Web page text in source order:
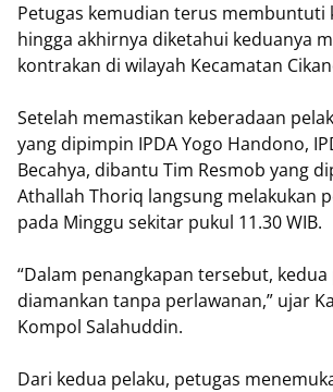
Petugas kemudian terus membuntuti
hingga akhirnya diketahui keduanya
kontrakan di wilayah Kecamatan
Setelah memastikan keberadaan
yang dipimpin IPDA Yogo Handono,
Becahya, dibantu Tim Resmob yang
Athallah Thoriq langsung melakukan
pada Minggu sekitar pukul 11.30 WIB.
“Dalam penangkapan tersebut,
diamankan tanpa perlawanan,” ujar
Kompol Salahuddin.
Dari kedua pelaku, petugas